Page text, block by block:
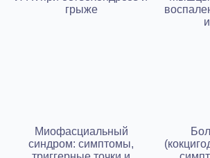
грыже
Миофасциальный
синдром: симптомы,